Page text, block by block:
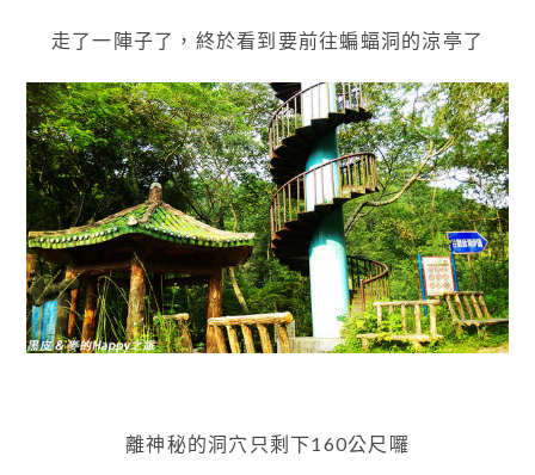
走了一陣子了，終於看到要前往蝙蝠洞的涼亭了
離神秘的洞穴只剩下160公尺囉